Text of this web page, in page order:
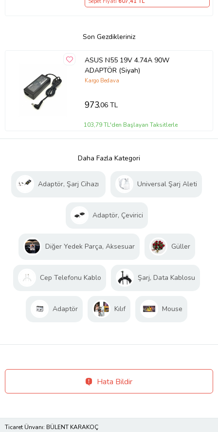
Evrensel 65W Duvar Tipi Şarj
Son Gezdikleriniz
ASUS N55 19V 4.74A 90W
ADAPTÖR (Siyah)
Kargo Bedava
973,06 TL
103,79 TL'den Başlayan Taksitlerle
Daha Fazla Kategori
Adaptör, Şarj Cihazı Universal Şarj Aleti
Adaptör, Çevirici
Diğer Yedek Parça, Aksesuar Güller
Cep Telefonu Kablo Şarj, Data Kablosu
Adaptör Kılıf Mouse
Hata Bildir
Ticaret Ünvanı: BÜLENT KARAKOÇ